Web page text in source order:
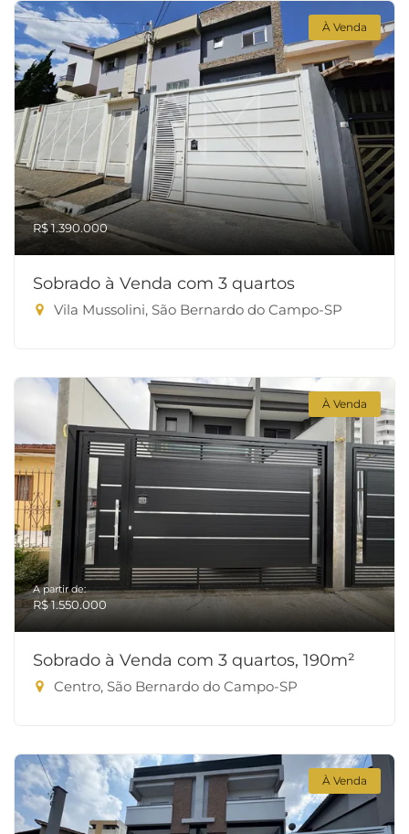
À Venda
R$ 1.390.000
Sobrado à Venda com 3 quartos
Vila Mussolini, São Bernardo do Campo-SP
À Venda
A partir de:
R$ 1.550.000
Sobrado à Venda com 3 quartos, 190m²
Centro, São Bernardo do Campo-SP
À Venda